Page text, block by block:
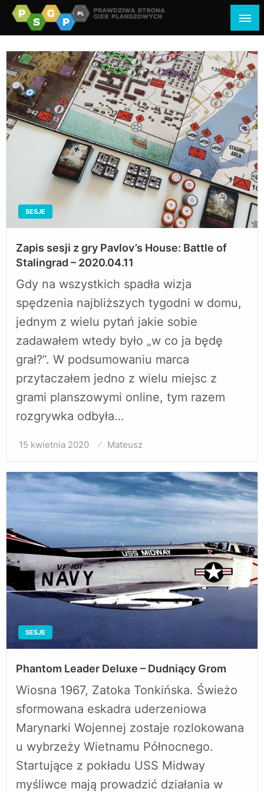
psgp.pl
prawdziwa strona gier planszowych
SESJE
Zapis sesji z gry Pavlov’s House: Battle of
Stalingrad – 2020.04.11
Gdy na wszystkich spadła wizja
spędzenia najbliższych tygodni w domu,
jednym z wielu pytań jakie sobie
zadawałem wtedy było „w co ja będę
grał?”. W podsumowaniu marca
przytaczałem jedno z wielu miejsc z
grami planszowymi online, tym razem
rozgrywka odbyła…
Opublikowane
15 kwietnia 2020 Mateusz
SESJE
Phantom Leader Deluxe – Dudniący Grom
Wiosna 1967, Zatoka Tonkińska. Świeżo
sformowana eskadra uderzeniowa
Marynarki Wojennej zostaje rozlokowana
u wybrzeży Wietnamu Północnego.
Startujące z pokładu USS Midway
myśliwce mają prowadzić działania w